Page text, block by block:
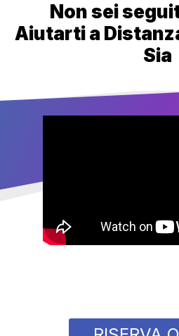
Non sei
Aiutarti a
Sia